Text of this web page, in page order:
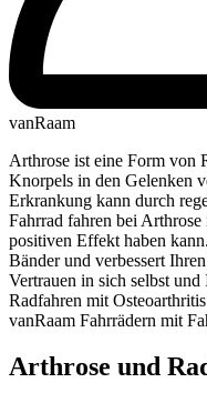
vanRaam
Arthrose ist eine Form von
Knorpels in den Gelenken
Erkrankung kann durch
Fahrrad fahren bei
positiven Effekt haben
Bänder und verbessert
Vertrauen in sich selbst
Radfahren mit
vanRaam Fahrrädern mit
Arthrose und